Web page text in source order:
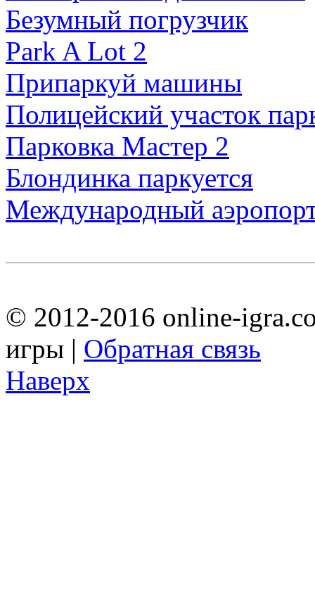
Безумный погрузчик
Park A Lot 2
Припаркуй машины
Полицейский участок
Парковка Мастер 2
Блондинка паркуется
Международный
© 2012-2016 online-
игры | Обратная связь
Наверх